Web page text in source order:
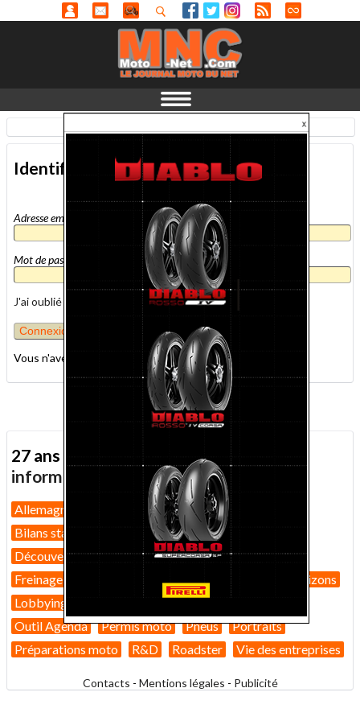
Identification
Adresse email
Mot de passe
J'ai oublié mon mot de passe
Vous n'avez pas encore de compte MNC ? inscrivez-vous
27 ans d'actualité moto :toutes nos
informations depuis 1999 !
Allemagne Assurance moto
Bilans marché 2026
Bilans statistiques
Casques
Dans Le Rétro
Découverte
Equipement pilote
Fiches techniques
Freinage
Guides pratiques High-tech
Horizons
Lobbying
Nouveautés 2026
Nouveautés 2027
Outil Agenda
Permis moto Pneus
Portraits
Préparations moto
R&D Roadster Vie des entreprises
Contacts - Mentions légales - Publicité